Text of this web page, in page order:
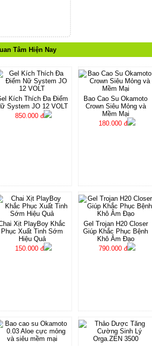
Tâm Hiện Nay
Kích Thích Đa Điểm
System JO 12 VOLT
850.000 đ
Bao Cao Su Okamoto
Crown Siêu Mỏng và
Mềm Mại
180.000 đ
Xịt PlayBoy Khắc
Phục Xuất Tinh Sớm
Hiệu Quả
150.000 đ
Gel Trojan H20 Closer
Giúp Khắc Phục Bệnh
Khô Âm Đạo
790.000 đ